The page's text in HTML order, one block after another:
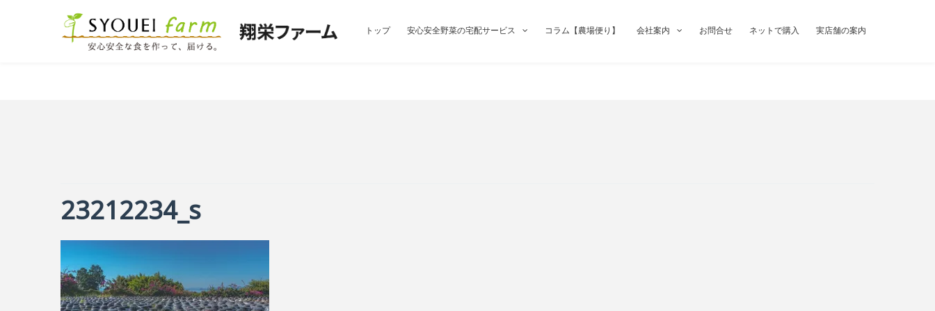
トップ 安心安全野菜の宅配サービス コラム【農場便り】 会社案内 お問合せ ネットで購入 実店舗の案内
23212234_s